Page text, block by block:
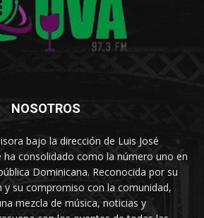
NOSOTROS
bajo la dirección de Luis José
ha consolidado como la número uno en
Dominicana. Reconocida por su
y su compromiso con la comunidad,
mezcla de música, noticias y